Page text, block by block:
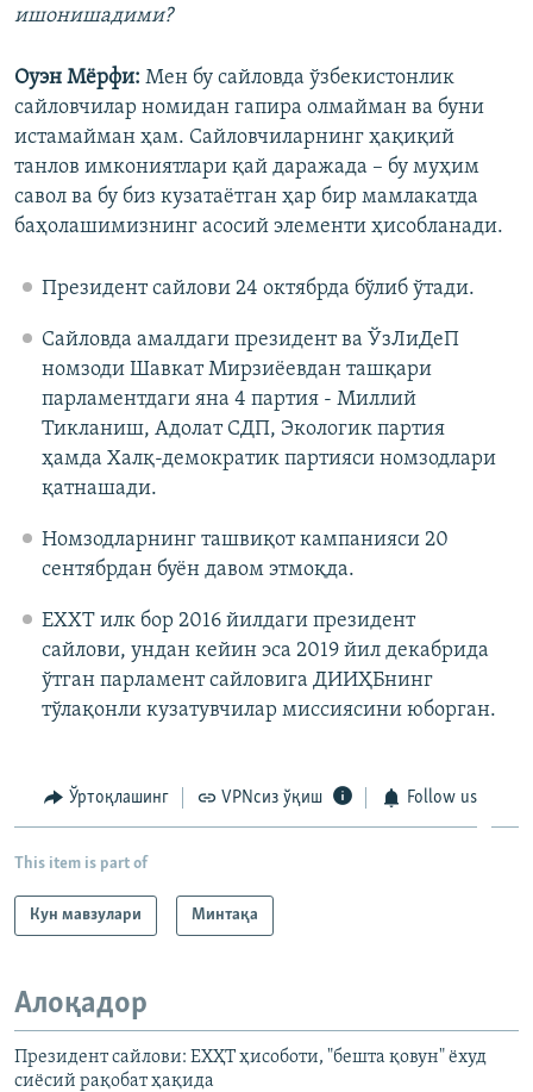
ишонишадими?
Оуэн Мёрфи: Мен бу сайловда ўзбекистонлик
сайловчилар номидан гапира олмайман ва буни
истамайман ҳам. Сайловчиларнинг ҳақиқий
танлов имкониятлари қай даражада – бу муҳим
савол ва бу биз кузатаётган ҳар бир мамлакатда
баҳолашимизнинг асосий элементи ҳисобланади.
Президент сайлови 24 октябрда бўлиб ўтади.
Сайловда амалдаги президент ва ЎзЛиДеП
номзоди Шавкат Мирзиёевдан ташқари
парламентдаги яна 4 партия - Миллий
Тикланиш, Адолат СДП, Экологик партия
ҳамда Халқ-демократик партияси номзодлари
қатнашади.
Номзодларнинг ташвиқот кампанияси 20
сентябрдан буён давом этмоқда.
ЕХХТ илк бор 2016 йилдаги президент
сайлови, ундан кейин эса 2019 йил декабрида
ўтган парламент сайловига ДИИҲБнинг
тўлақонли кузатувчилар миссиясини юборган.
Ўртоқлашинг VPNсиз ўқиш Follow us
This item is part of
Кун мавзулари Минтақа
Алоқадор
Президент сайлови: ЕХҲТ ҳисоботи, "бешта қовун" ёхуд
сиёсий рақобат ҳақида